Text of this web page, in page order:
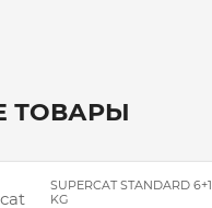
ТОВАРЫ
SUPERCAT STANDARD 6+1
KG